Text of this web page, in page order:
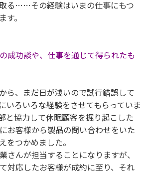
る……その経験はいまの仕事にもつ
。
成功談や、仕事を通じて得られたも
ら、まだ日が浅いので試行錯誤して
いろいろな経験をさせてもらっていま
と協力して休眠顧客を掘り起こした
お客様から製品の問い合わせをいた
をつかめました。
さんが担当することになりますが、
対応したお客様が成約に至り、それ